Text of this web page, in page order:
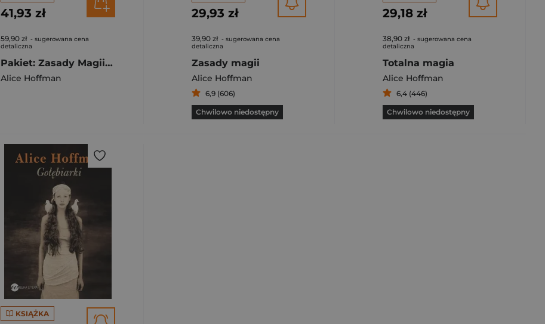
41,93 zł
59,90 zł - sugerowana cena
detaliczna
Pakiet: Zasady Magii / Totalna Magia
Alice Hoffman
29,93 zł
39,90 zł - sugerowana cena
detaliczna
Zasady magii
Alice Hoffman
6,9 (606)
Chwilowo niedostępny
29,18 zł
38,90 zł - sugerowana cena
detaliczna
Totalna magia
Alice Hoffman
6,4 (446)
Chwilowo niedostępny
KSIĄŻKA